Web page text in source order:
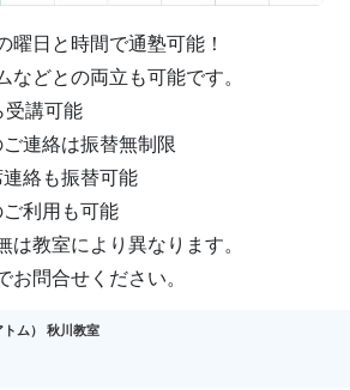
曜日と時間で通塾可能！
などとの両立も可能です。
受講可能
連絡は振替無制限
絡も振替可能
利用も可能
教室により異なります。
お問合せください。
ム） 秋川教室